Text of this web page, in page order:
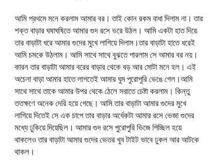
আমি প্রথমে মনে করলাম আমার বর। তাই কোন রকম বাধা দিলাম না। তার
শক্ত বাড়ার ঘষাঘষিতে আমার গুদ রসে ভরে উঠল। আমি একটা হাত দিয়ে
তার বাড়াটা ধরে আমার গুদের মুখে লাগিয়ে দিলাম।তার বাড়াটা হাতে ধরেই
আমি চমকে উঠলাম। আমি সাথে সাথে বুঝতে পারলাম সে আমার বর নয়।
কারন তার বাড়াটা আমার বরের বাড়ার থেকে বড় আর মোটা মনে হল। এই
অচেনা বাড়া আমার হাতে লাগতেই আমার ঘুম পুরোপুরি ভেঙে গেল।আমি
সাথে সাথে তাকে আমার উপর থেকে ঠেলে সরাতে চেষ্টা করলাম। কিন্তু
ততক্ষণে অনেক দেরি হয়ে গেছে। আমি তার বাড়াটা আমার গুদের মুখে
লাগিয়ে দিতেই সে এক চাপে তার বাড়ার অর্ধেকটা আমার রসে ভেজা গুদের
মধ্যে ঢুকিয়ে দিয়েছিল। আমার গুদ রসে পুরোপুরি ভিজে পিচ্ছিল হয়ে
থাকলেও তার বাড়াটা আমার গুদের ভেতর খুব টাইট ভাবে ঢুকল আর আটকে
থাকল।